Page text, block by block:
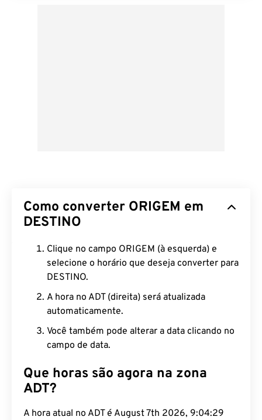
Como converter ORIGEM em
DESTINO
Clique no campo ORIGEM (à esquerda) e
selecione o horário que deseja converter para
DESTINO.
A hora no ADT (direita) será atualizada
automaticamente.
Você também pode alterar a data clicando no
campo de data.
Que horas são agora na zona
ADT?
A hora atual no ADT é August 7th 2026, 9:04:30